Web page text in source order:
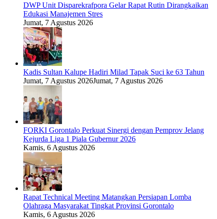
DWP Unit Disparekrafpora Gelar Rapat Rutin Dirangkaikan
Edukasi Manajemen Stres
Jumat, 7 Agustus 2026
Kadis Sultan Kalupe Hadiri Milad Tapak Suci ke 63 Tahun
Jumat, 7 Agustus 2026Jumat, 7 Agustus 2026
FORKI Gorontalo Perkuat Sinergi dengan Pemprov Jelang
Kejurda Liga 1 Piala Gubernur 2026
Kamis, 6 Agustus 2026
Rapat Technical Meeting Matangkan Persiapan Lomba
Olahraga Masyarakat Tingkat Provinsi Gorontalo
Kamis, 6 Agustus 2026